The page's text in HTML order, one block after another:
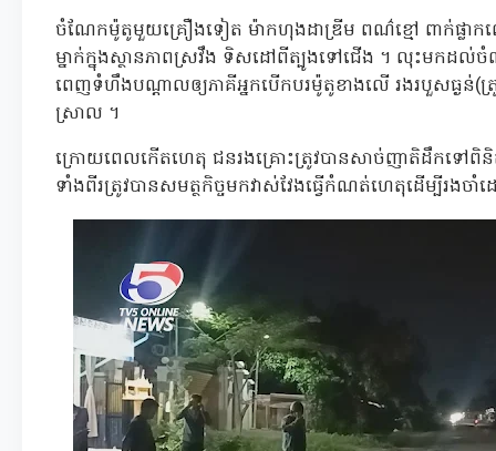
ចំណែកម៉ូតូមួយគ្រឿងទៀត ម៉ាកហុងដាឌ្រីម ពណ៌ខ្មៅ ពាក់ផ្លាក
ម្នាក់ក្នុងស្ថានភាពស្រវឹង ទិសដៅពីត្បូងទៅជើង ។ លុះមកដល់ចំ
ពេញទំហឹងបណ្តាលឲ្យភាគីអ្នកបើកបរម៉ូតូខាងលើ រងរបួសធ្ងន់(
ស្រាល ។
ក្រោយពេលកើតហេតុ ជនរងគ្រោះត្រូវបានសាច់ញាតិដឹកទៅពិនិ
ទាំងពីរត្រូវបានសមត្ថកិច្ចមកវាស់វែងធ្វើកំណត់ហេតុដើម្បីរងចាំ